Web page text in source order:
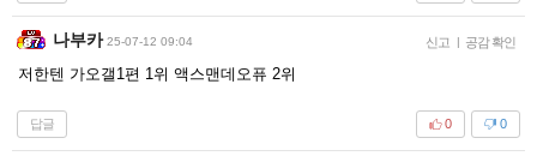
나부카 25-07-12 09:04 신고 | 공감 확인
저한텐 가오갤1편 1위 액스맨데오퓨 2위
답글 0
0